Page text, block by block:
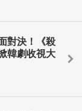
對決！《殺
韓劇收視大